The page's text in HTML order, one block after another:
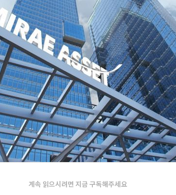
계속 읽으시려면 지금 구독해주세요